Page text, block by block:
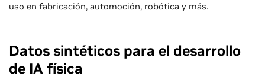
uso en fabricación, automoción, robótica y más.
Datos sintéticos para el desarrollo
de IA física